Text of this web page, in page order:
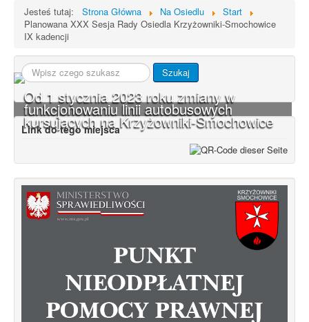
Od 1 stycznia 2023 roku zmiany w
funkcjonowaniu linii autobusowych
kursujących na Krzyżowniki-Smochowice
Jesteś tutaj: Strona Główna Na Osiedlu
Start
Planowana XXX Sesja Rady Osiedla Krzyżowniki-Smochowice
IX kadencji
Szukaj... Szukaj
Link do tego miejsca